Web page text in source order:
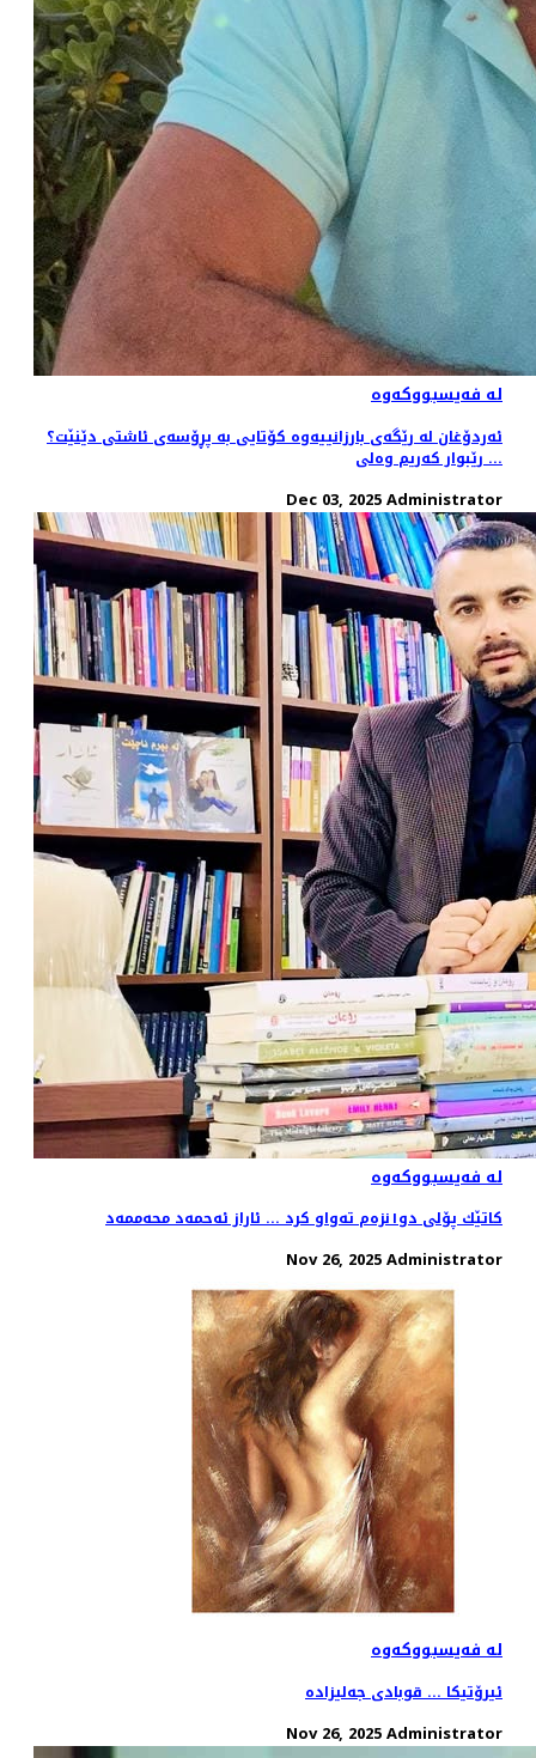
لە فەیسبووکەوە
ئەردۆغان لە رێگەی بارزانییەوە کۆتایی بە پڕۆسەی ئاشتی دێنێت؟
... رێبوار کەریم وەلی
Dec 03, 2025Administrator
لە فەیسبووکەوە
کاتێك پۆلی دو١نزەم تەواو کرد ... ئاراز ئەحمەد محەممەد
Nov 26, 2025Administrator
لە فەیسبووکەوە
ئیرۆتیکا ... قوبادی جەلیزادە
Nov 26, 2025Administrator